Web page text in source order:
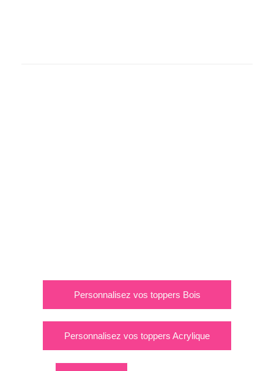
Personnalisez vos toppers Bois
Personnalisez vos toppers Acrylique